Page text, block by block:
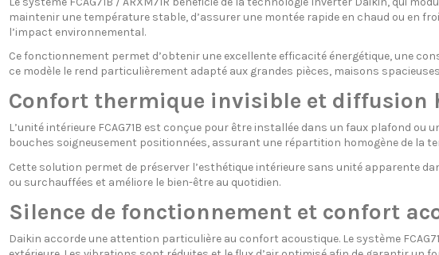
maintenir une température stable, d’assurer une montée rapide en chaud ou en
l’impact environnemental.
Ce fonctionnement permet d’obtenir une excellente efficacité énergétique, une
ce modèle le rend particulièrement adapté aux grandes pièces, maisons
Confort thermique invisible et diffusion
L’unité intérieure FCAG71B est conçue pour être installée dans un faux plafond
bouches soigneusement positionnées, assurant une répartition homogène de la
Cette solution permet de préserver l’esthétique intérieure sans unité apparente
ou surchauffées et améliore le bien-être au quotidien.
Silence de fonctionnement et confort
Daikin accorde une attention particulière au confort acoustique. Le système